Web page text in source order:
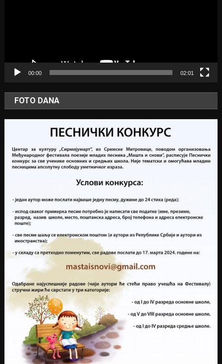
00:00 02:01
FOTO DANA